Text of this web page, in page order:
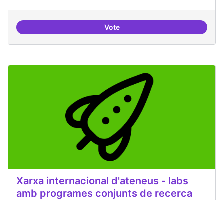
VoteErasmus Canòdrom
Xarxa internacional d'ateneus - labs
amb programes conjunts de recerca